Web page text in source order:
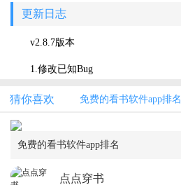
更新日志
v2.8.7版本
1.修改已知Bug
猜你喜欢 免费的看书软件app排名
免费的看书软件app排名
点点穿书